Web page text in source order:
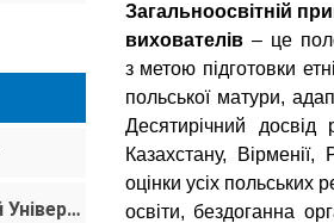
Варшавський Економічний Університет SGH
Загальноосвітній
вихователів– це
з метою підготовки
польської матури,
Десятирічний досвід
Казахстану, Вірменії,
оцінки усіх польських
освіти, бездоганна